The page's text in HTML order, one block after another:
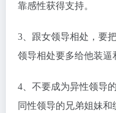
靠感性获得支持。
3、跟女领导相处，要
领导相处要多给他装逼
4、不要成为异性领导
同性领导的兄弟姐妹和